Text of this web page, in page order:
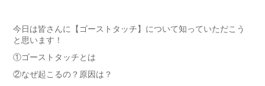
今日は皆さんに【ゴーストタッチ】について知っていただこう
と思います！
①ゴーストタッチとは
②なぜ起こるの？原因は？